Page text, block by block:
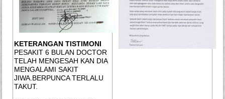
KETERANGAN TISTIMONI
PESAKIT 6 BULAN DOCTOR
TELAH MENGESAH KAN DIA
MENGALAMI SAKIT
JIWA.BERPUNCA TERLALU
TAKUT.